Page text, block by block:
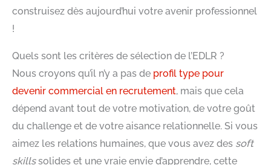
construisez dès aujourd’hui votre avenir professionnel
!
Quels sont les critères de sélection de l’EDLR ?
Nous croyons qu’il n’y a pas de profil type pour
devenir commercial en recrutement, mais que cela
dépend avant tout de votre motivation, de votre goût
du challenge et de votre aisance relationnelle. Si vous
aimez les relations humaines, que vous avez des soft
skillssolides et une vraie envie d’apprendre, cette